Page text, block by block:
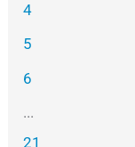
4
5
6
...
21